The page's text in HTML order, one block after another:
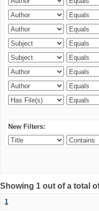
New Filters:
Showing 1 out of a total
1